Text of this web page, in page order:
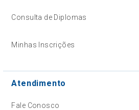
Consulta de Diplomas
Minhas Inscrições
Atendimento
Fale Conosco